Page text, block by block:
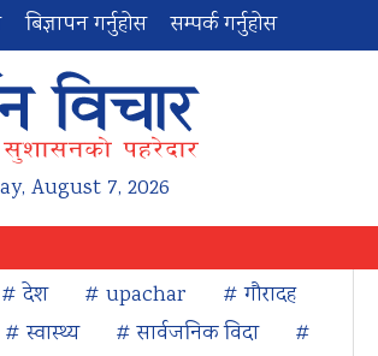
बिज्ञापन गर्नुहोस सम्पर्क गर्नुहोस
August 7, 2026
# देश # upachar
# गौरादह
# स्वास्थ्य # सार्वजनिक विदा
#